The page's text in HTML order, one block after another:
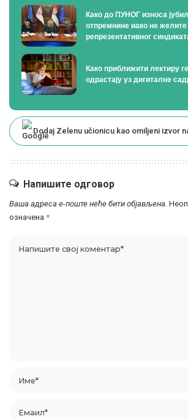
Како до ПУНОГ износа
отпремнине иако не
репрезентативног
Како приближити лектиру
одрастају уз дигиталне
Dodaj Zelenu učionicu kao omiljeni izvor
Напишите одговор
Ваша адреса е-поште неће бити објављена.
означена *